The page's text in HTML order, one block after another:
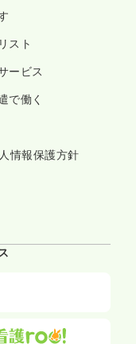
スト
ービス
で働く
情報保護方針